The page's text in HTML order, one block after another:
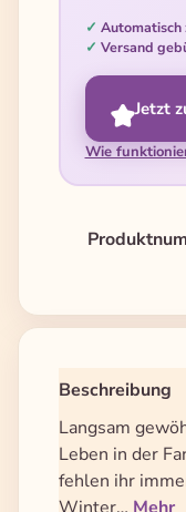
Automatisch
Versand
Jetzt
Wie
Beschreibung
Langsam
Leben in der
fehlen ihr